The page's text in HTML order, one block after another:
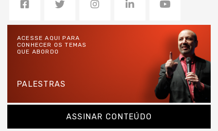
ACESSE AQUI PARA
CONHECER OS TEMAS
QUE ABORDO
PALESTRAS
ASSINAR CONTEÚDO